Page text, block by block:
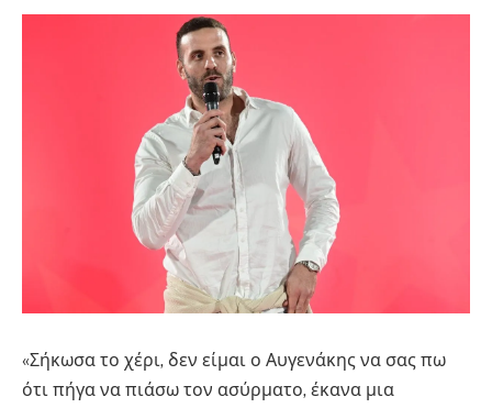
«Σήκωσα το χέρι, δεν είμαι ο Αυγενάκης να σας πω
ότι πήγα να πιάσω τον ασύρματο, έκανα μια